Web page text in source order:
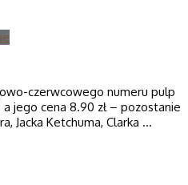
czerwcowego numeru pulp
a jego cena 8.90 zł – pozostanie
Jacka Ketchuma, Clarka …